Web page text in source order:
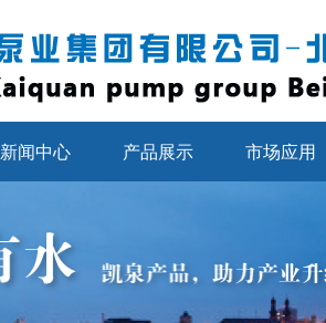
新闻中心 产品展示 市场应用